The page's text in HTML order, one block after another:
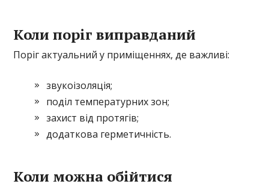
Коли поріг виправданий
Поріг актуальний у приміщеннях, де важливі:
звукоізоляція;
поділ температурних зон;
захист від протягів;
додаткова герметичність.
Коли можна обійтися